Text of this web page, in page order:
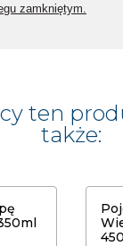
zamkniętym.
ten
także: